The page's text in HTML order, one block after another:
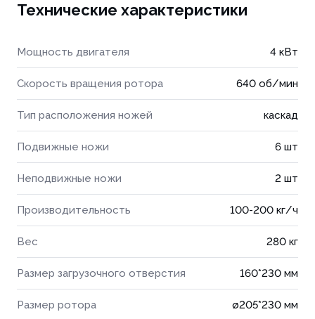
Технические характеристики
Мощность двигателя 4 кВт
Скорость вращения ротора 640 об/мин
Тип расположения ножей каскад
Подвижные ножи 6 шт
Неподвижные ножи 2 шт
Производительность 100-200 кг/ч
Вес 280 кг
Размер загрузочного отверстия 160*230 мм
Размер ротора ø205*230 мм